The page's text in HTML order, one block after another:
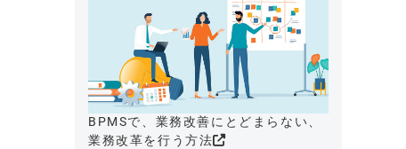
BPMSで、業務改善にとどまらない、
業務改革を行う方法